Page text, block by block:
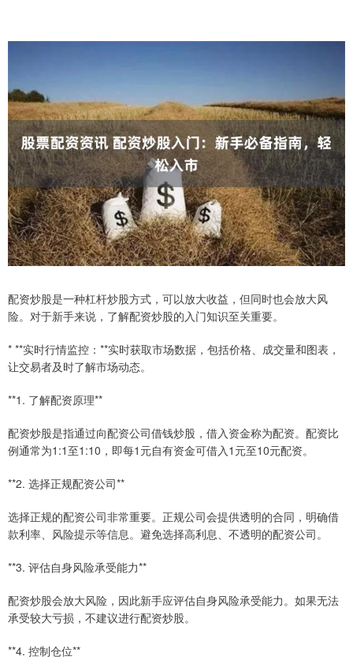
配资炒股是一种杠杆炒股方式，可以放大收益，但同时也会放大风
险。对于新手来说，了解配资炒股的入门知识至关重要。
* **实时行情监控：**实时获取市场数据，包括价格、成交量和图表，
让交易者及时了解市场动态。
**1. 了解配资原理**
配资炒股是指通过向配资公司借钱炒股，借入资金称为配资。配资比
例通常为1:1至1:10，即每1元自有资金可借入1元至10元配资。
**2. 选择正规配资公司**
选择正规的配资公司非常重要。正规公司会提供透明的合同，明确借
款利率、风险提示等信息。避免选择高利息、不透明的配资公司。
**3. 评估自身风险承受能力**
配资炒股会放大风险，因此新手应评估自身风险承受能力。如果无法
承受较大亏损，不建议进行配资炒股。
**4. 控制仓位**